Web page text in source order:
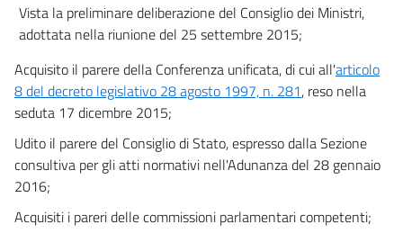
Vista la preliminare deliberazione del Consiglio dei Ministri,
adottata nella riunione del 25 settembre 2015;
Acquisito il parere della Conferenza unificata, di cui all'articolo
8 del decreto legislativo 28 agosto 1997, n. 281, reso nella
seduta 17 dicembre 2015;
Udito il parere del Consiglio di Stato, espresso dalla Sezione
consultiva per gli atti normativi nell'Adunanza del 28 gennaio
2016;
Acquisiti i pareri delle commissioni parlamentari competenti;